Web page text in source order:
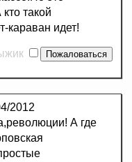
такой
караван идет!
2012
А где